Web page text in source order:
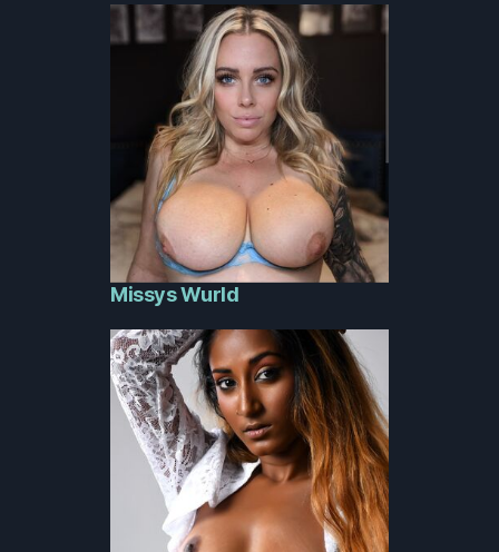
Missys Wurld